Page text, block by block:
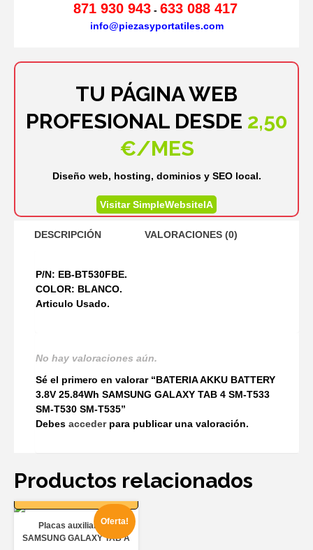
871 930 943- 633 088 417
info@piezasyportatiles.com
TU PÁGINA WEB
PROFESIONAL DESDE 2,50
€/MES
Diseño web, hosting, dominios y SEO local.
Visitar SimpleWebsiteIA
DESCRIPCIÓN VALORACIONES (0)
P/N: EB-BT530FBE.
COLOR: BLANCO.
Articulo Usado.
No hay valoraciones aún.
Sé el primero en valorar “BATERIA AKKU BATTERY
3.8V 25.84Wh SAMSUNG GALAXY TAB 4 SM-T533
SM-T530 SM-T535”
Debes accederpara publicar una valoración.
Productos relacionados
AÑADIR AL
Oferta!
Placas auxiliares
SAMSUNG GALAXY TAB A